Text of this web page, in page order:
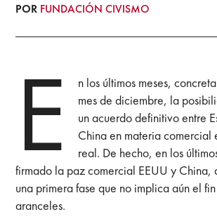
POR FUNDACIÓN CIVISMO
E
n los últimos meses,
mes de diciembre, la
un acuerdo definitivo entre
China en materia comercial
real. De hecho, en los
firmado la paz comercial EEUU y China,
una primera fase que no implica aún el
aranceles.